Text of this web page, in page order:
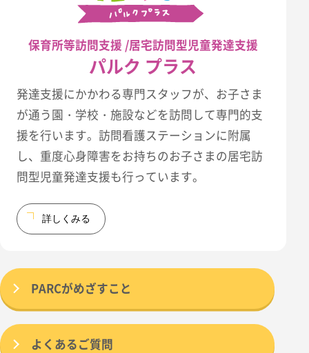
保育所等訪問支援 /居宅訪問型児童発達支援
パルク プラス
発達支援にかかわる専門スタッフが、お子さま
が通う園・学校・施設などを訪問して専門的支
援を行います。訪問看護ステーションに附属
し、重度心身障害をお持ちのお子さまの居宅訪
問型児童発達支援も行っています。
詳しくみる
PARCがめざすこと
よくあるご質問